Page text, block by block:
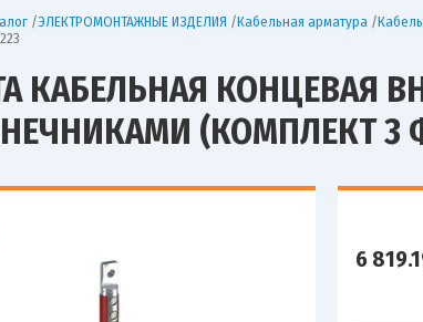
/ЭЛЕКТРОМОНТАЖНЫЕ ИЗДЕЛИЯ /Кабельная арматура /
КАБЕЛЬНАЯ КОНЦЕВАЯ
(КОМПЛЕКТ 3
6